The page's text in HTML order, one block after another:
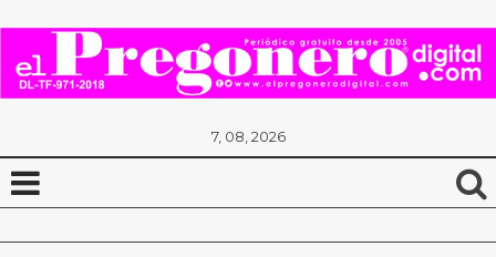
7, 08, 2026